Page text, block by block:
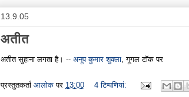
13.9.05
अतीत
अतीत सुहाना लगता है। -- अनूप कुमार शुक्ला, गूगल टॉक पर
प्रस्तुतकर्ता आलोक पर 13:00 4 टिप्‍पणियां: